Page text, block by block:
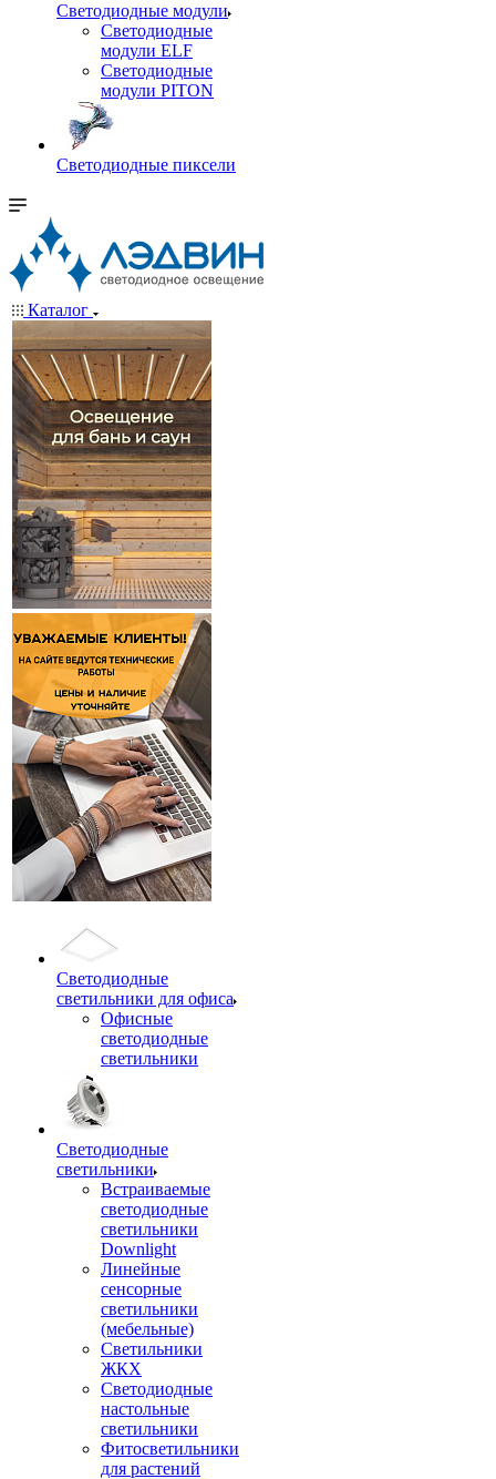
Светодиодные модули
Светодиодные
модули ELF
Светодиодные
модули PITON
Светодиодные пиксели
Каталог
Светодиодные
светильники для офиса
Офисные
светодиодные
светильники
Светодиодные
светильники
Встраиваемые
светодиодные
светильники
Downlight
Линейные
сенсорные
светильники
(мебельные)
Светильники
ЖКХ
Светодиодные
настольные
светильники
Фитосветильники
для растений